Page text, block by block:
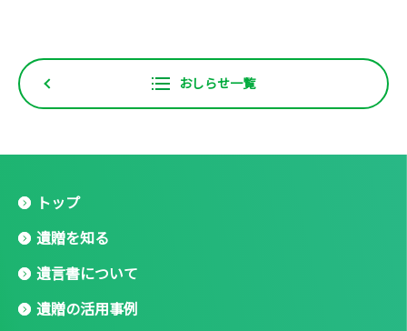
おしらせ一覧
トップ
遺贈を知る
遺言書について
遺贈の活用事例